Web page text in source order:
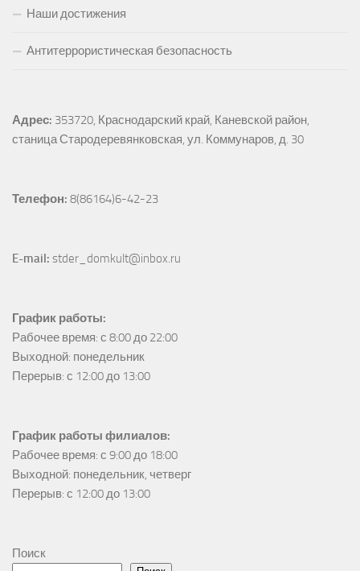
Наши достижения
Антитеррористическая безопасность
Адрес: 353720, Краснодарский край, Каневской район,
станица Стародеревянковская, ул. Коммунаров, д. 30
Телефон: 8(86164)6-42-23
E-mail: stder_domkult@inbox.ru
График работы:
Рабочее время: с 8:00 до 22:00
Выходной: понедельник
Перерыв: с 12:00 до 13:00
График работы филиалов:
Рабочее время: с 9:00 до 18:00
Выходной: понедельник, четверг
Перерыв: с 12:00 до 13:00
Поиск